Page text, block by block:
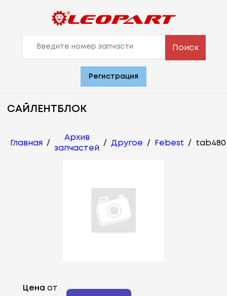
Поиск
Регистрация
САЙЛЕНТБЛОК
Главная /
Архив
запчастей
/ Другое / Febest / tab480
Цена от